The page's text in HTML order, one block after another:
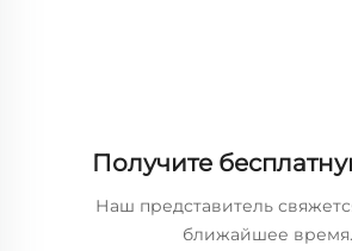
Получите
Наш представитель
ближайшее время.